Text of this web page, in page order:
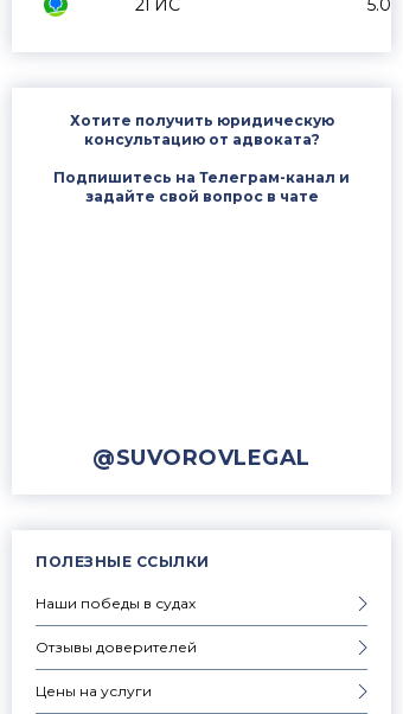
2ГИС 5.0
Хотите получить юридическую
консультацию от адвоката?
Подпишитесь на Телеграм-канал и
задайте свой вопрос в чате
@SUVOROVLEGAL
ПОЛЕЗНЫЕ ССЫЛКИ
Наши победы в судах
Отзывы доверителей
Цены на услуги